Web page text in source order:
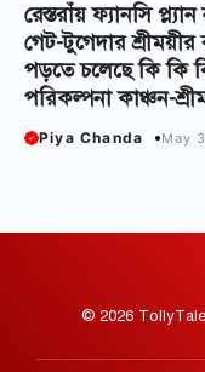
রেস্তরাঁয় ফ্যানসি
গেট-টুগেদার
পড়তে চলেছে কি কি
পরিকল্পনা কাঞ্চন-
Piya Chanda May
© 2026